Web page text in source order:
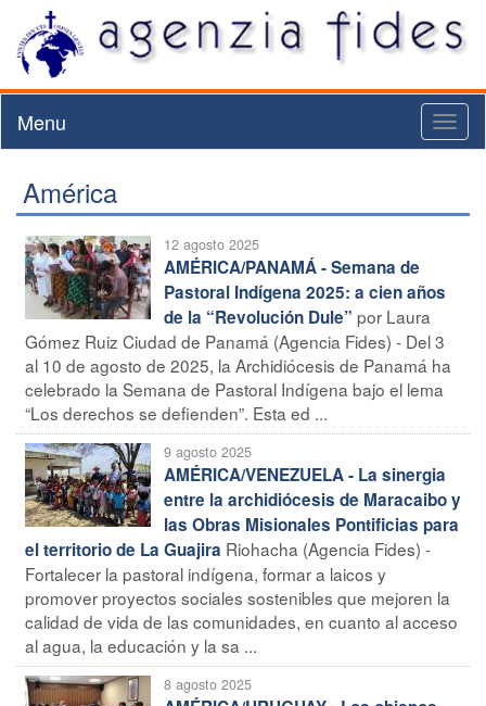
Menu
América
12 agosto 2025
AMÉRICA/PANAMÁ - Semana de
Pastoral Indígena 2025: a cien años
de la “Revolución Dule” por Laura
Gómez Ruiz Ciudad de Panamá (Agencia Fides) - Del 3
al 10 de agosto de 2025, la Archidiócesis de Panamá ha
celebrado la Semana de Pastoral Indígena bajo el lema
“Los derechos se defienden”. Esta ed ...
9 agosto 2025
AMÉRICA/VENEZUELA - La sinergia
entre la archidiócesis de Maracaibo y
las Obras Misionales Pontificias para
el territorio de La Guajira Riohacha (Agencia Fides) -
Fortalecer la pastoral indígena, formar a laicos y
promover proyectos sociales sostenibles que mejoren la
calidad de vida de las comunidades, en cuanto al acceso
al agua, la educación y la sa ...
8 agosto 2025